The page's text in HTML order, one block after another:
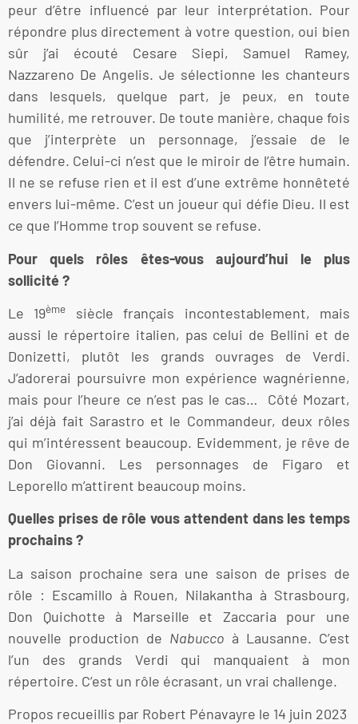
peur d’être influencé par leur interprétation. Pour
répondre plus directement à votre question, oui bien
sûr j’ai écouté Cesare Siepi, Samuel Ramey,
Nazzareno De Angelis. Je sélectionne les chanteurs
dans lesquels, quelque part, je peux, en toute
humilité, me retrouver. De toute manière, chaque fois
que j’interprète un personnage, j’essaie de le
défendre. Celui-ci n’est que le miroir de l’être humain.
Il ne se refuse rien et il est d’une extrême honnêteté
envers lui-même. C’est un joueur qui défie Dieu. Il est
ce que l’Homme trop souvent se refuse.
Pour quels rôles êtes-vous aujourd’hui le plus
sollicité ?
Le 19ème
siècle français incontestablement, mais
aussi le répertoire italien, pas celui de Bellini et de
Donizetti, plutôt les grands ouvrages de Verdi.
J’adorerai poursuivre mon expérience wagnérienne,
mais pour l’heure ce n’est pas le cas… Côté Mozart,
j’ai déjà fait Sarastro et le Commandeur, deux rôles
qui m’intéressent beaucoup. Evidemment, je rêve de
Don Giovanni. Les personnages de Figaro et
Leporello m’attirent beaucoup moins.
Quelles prises de rôle vous attendent dans les temps
prochains ?
La saison prochaine sera une saison de prises de
rôle : Escamillo à Rouen, Nilakantha à Strasbourg,
Don Quichotte à Marseille et Zaccaria pour une
nouvelle production de Nabucco à Lausanne. C’est
l’un des grands Verdi qui manquaient à mon
répertoire. C’est un rôle écrasant, un vrai challenge.
Propos recueillis par Robert Pénavayre le 14 juin 2023